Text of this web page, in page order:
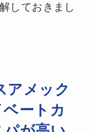
しておきまし
アメック
ートカ